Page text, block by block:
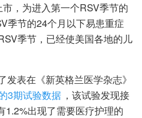
，为进入第一个RSV季节的
季节的24个月以下易患重症
季节，已经使美国各地的儿
表在《新英格兰医学杂志》
3期试验数据 ，该试验发现接
1.2%出现了需要医疗护理的